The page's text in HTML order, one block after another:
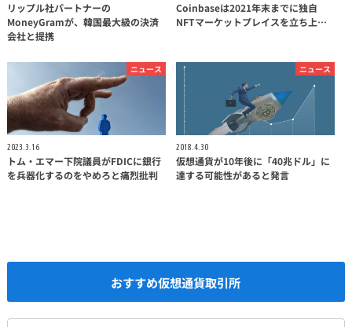
リップル社パートナーの
MoneyGramが、韓国最大級の決済
会社と提携
Coinbaseは2021年末までに独自
NFTマーケットプレイスを立ち上…
ニュース
2023.3.16
トム・エマー下院議員がFDICに銀行
を兵器化するのをやめろと痛烈批判
ニュース
2018.4.30
仮想通貨が10年後に「40兆ドル」に
達する可能性があると発言
おすすめ仮想通貨取引所